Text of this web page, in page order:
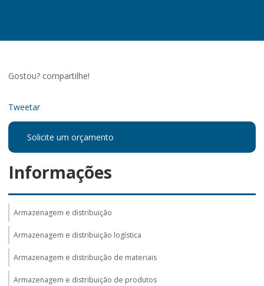
Gostou? compartilhe!
Tweetar
Solicite um orçamento
Informações
Armazenagem e distribuição
Armazenagem e distribuição logística
Armazenagem e distribuição de materiais
Armazenagem e distribuição de produtos